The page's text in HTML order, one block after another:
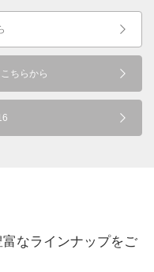
ちらから
なラインナップをご